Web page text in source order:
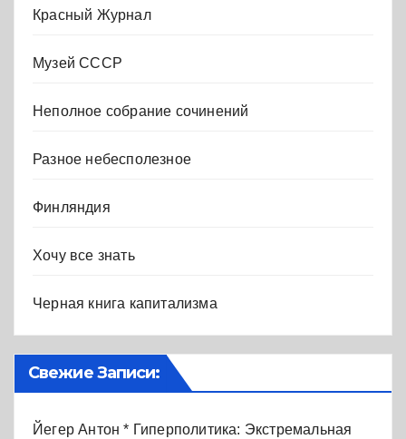
Красный Журнал
Музей СССР
Неполное собрание сочинений
Разное небесполезное
Финляндия
Хочу все знать
Черная книга капитализма
Свежие Записи:
Йегер Антон * Гиперполитика: Экстремальная